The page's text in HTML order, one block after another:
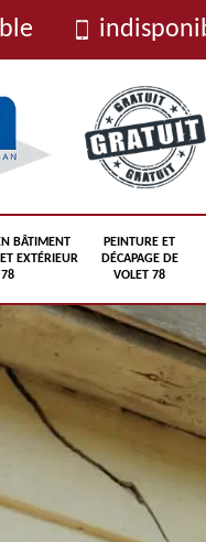
BÂTIMENT
EXTÉRIEUR
78
PEINTURE ET
DÉCAPAGE DE
VOLET 78